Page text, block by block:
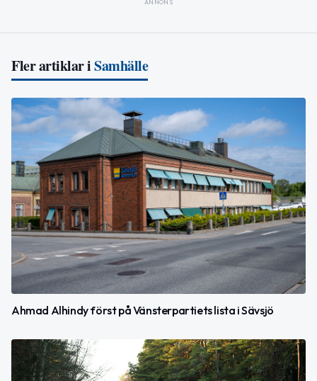
Fler artiklar iSamhälle
Ahmad Alhindy först på Vänsterpartiets lista i Sävsjö